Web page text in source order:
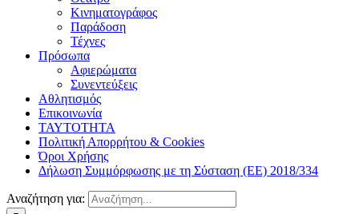
Κινηματογράφος
Παράδοση
Τέχνες
Πρόσωπα
Αφιερώματα
Συνεντεύξεις
Αθλητισμός
Επικοινωνία
ΤΑΥΤΟΤΗΤΑ
Πολιτική Απορρήτου & Cookies
Όροι Χρήσης
Δήλωση Συμμόρφωσης με τη Σύσταση (ΕΕ) 2018/334
Αναζήτηση για: